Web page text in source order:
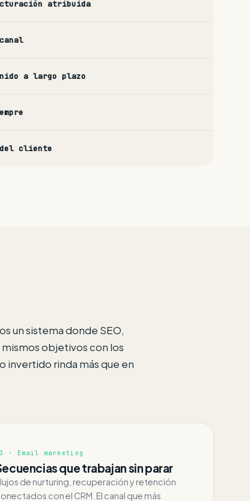
atribuida
a largo plazo
del cliente
un sistema donde SEO,
objetivos con los
invertido rinda más que en
· Email marketing
que trabajan sin parar
de nurturing, recuperación y retención
con el CRM. El canal que más